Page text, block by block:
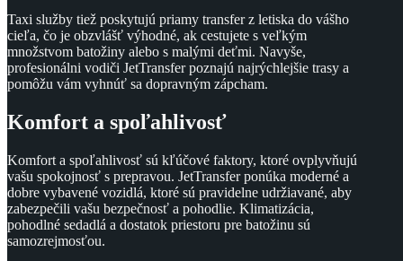
Taxi služby tiež poskytujú priamy transfer z letiska do vášho
cieľa, čo je obzvlášť výhodné, ak cestujete s veľkým
množstvom batožiny alebo s malými deťmi. Navyše,
profesionálni vodiči JetTransfer poznajú najrýchlejšie trasy a
pomôžu vám vyhnúť sa dopravným zápcham.
Komfort a spoľahlivosť
Komfort a spoľahlivosť sú kľúčové faktory, ktoré ovplyvňujú
vašu spokojnosť s prepravou. JetTransfer ponúka moderné a
dobre vybavené vozidlá, ktoré sú pravidelne udržiavané, aby
zabezpečili vašu bezpečnosť a pohodlie. Klimatizácia,
pohodlné sedadlá a dostatok priestoru pre batožinu sú
samozrejmosťou.